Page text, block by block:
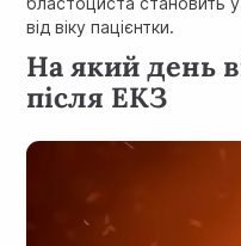
від віку пацієнтки.
На який день
після ЕКЗ